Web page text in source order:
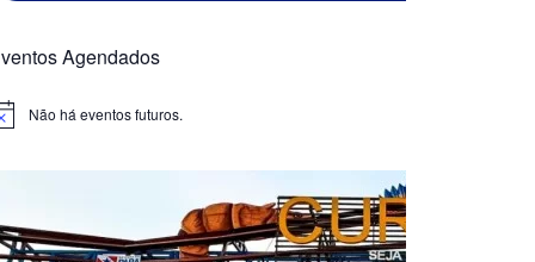
Agendados
Não há eventos futuros.